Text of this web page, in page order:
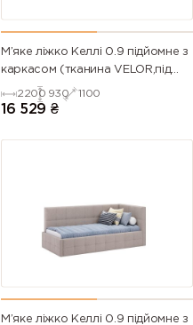
М’яке ліжко Келлі 0.9 підйомне з
каркасом (тканина VELOR,під
замовлення)
2200 930 1100
16 529 ₴
М’яке ліжко Келлі 0.9 підйомне з